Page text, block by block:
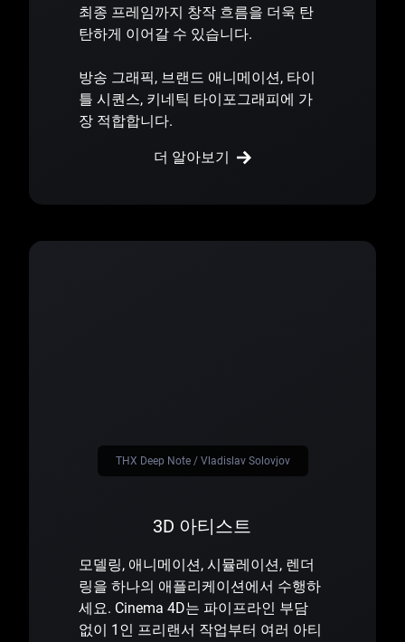
최종 프레임까지 창작 흐름을 더욱 탄
탄하게 이어갈 수 있습니다.
방송 그래픽, 브랜드 애니메이션, 타이
틀 시퀀스, 키네틱 타이포그래피에 가
장 적합합니다.
더 알아보기
3D 아티스트
모델링, 애니메이션, 시뮬레이션, 렌더
링을 하나의 애플리케이션에서 수행하
세요. Cinema 4D는 파이프라인 부담
없이 1인 프리랜서 작업부터 여러 아티
THX Deep Note / Vladislav Solovjov